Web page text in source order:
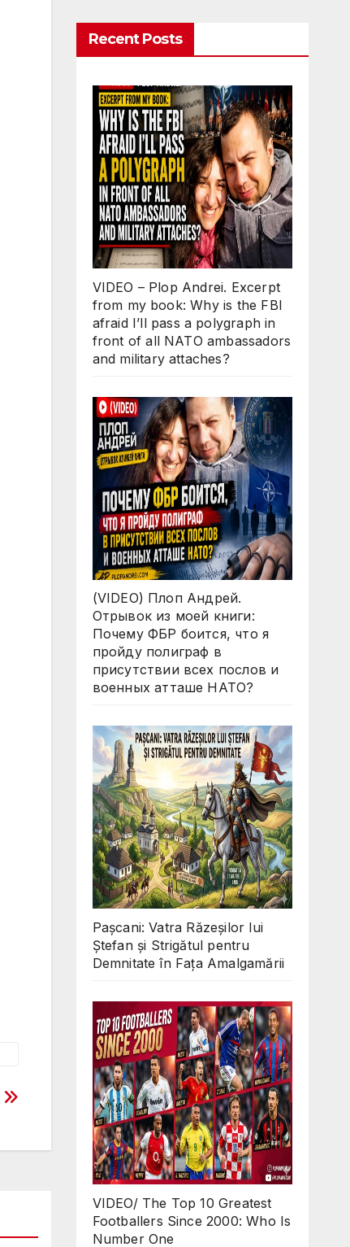
Recent Posts
VIDEO – Plop Andrei. Excerpt
from my book: Why is the FBI
afraid I’ll pass a polygraph in
front of all NATO ambassadors
and military attaches?
(VIDEO) Плоп Андрей.
Отрывок из моей книги:
Почему ФБР боится, что я
пройду полиграф в
присутствии всех послов и
военных атташе НАТО?
Pașcani: Vatra Răzeșilor lui
Ștefan și Strigătul pentru
Demnitate în Fața Amalgamării
VIDEO/ The Top 10 Greatest
Footballers Since 2000: Who Is
Number One